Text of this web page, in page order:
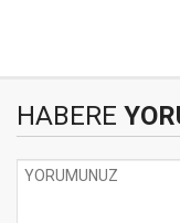
HABERE